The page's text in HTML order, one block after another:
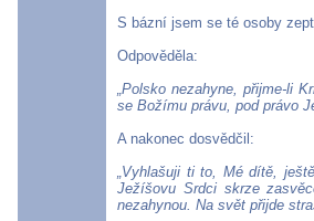
S bázní jsem se té osoby
Odpověděla:
„Polsko nezahyne, přijme-li
se Božímu právu, pod právo
A nakonec dosvědčil:
„Vyhlašuji ti to, Mé dítě,
Ježíšovu Srdci skrze
nezahynou. Na svět přijde